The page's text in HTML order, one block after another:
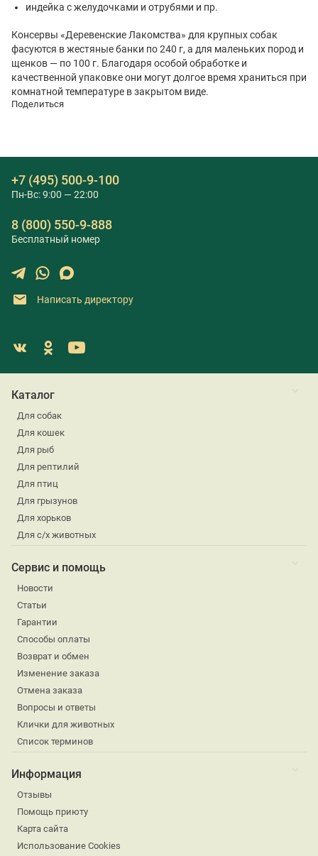
индейка с желудочками и отрубями и пр.
Консервы «Деревенские Лакомства» для крупных собак
фасуются в жестяные банки по 240 г, а для маленьких пород и
щенков — по 100 г. Благодаря особой обработке и
качественной упаковке они могут долгое время храниться при
комнатной температуре в закрытом виде.
Поделиться
+7 (495) 500-9-100
Пн-Вс: 9:00 — 22:00
8 (800) 550-9-888
Бесплатный номер
Написать директору
Каталог
Для собак
Для кошек
Для рыб
Для рептилий
Для птиц
Для грызунов
Для хорьков
Для с/х животных
Сервис и помощь
Новости
Статьи
Гарантии
Способы оплаты
Возврат и обмен
Изменение заказа
Отмена заказа
Вопросы и ответы
Клички для животных
Список терминов
Информация
Отзывы
Помощь приюту
Карта сайта
Использование Cookies